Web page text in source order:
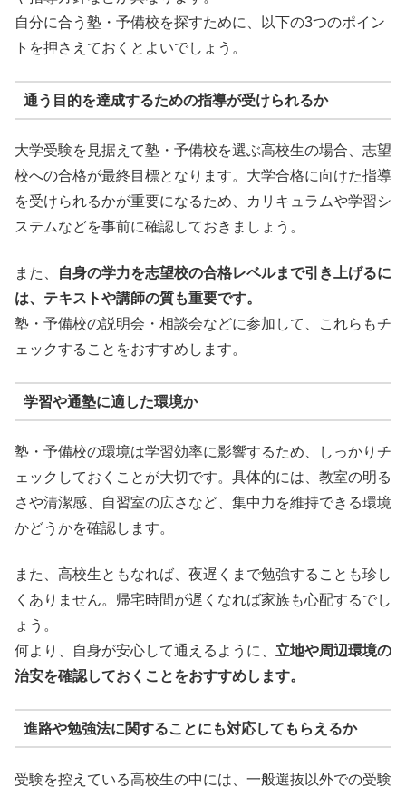
自分に合う塾・予備校を探すために、以下の3つのポイン
トを押さえておくとよいでしょう。
通う目的を達成するための指導が受けられるか
大学受験を見据えて塾・予備校を選ぶ高校生の場合、志望
校への合格が最終目標となります。大学合格に向けた指導
を受けられるかが重要になるため、カリキュラムや学習シ
ステムなどを事前に確認しておきましょう。
また、
自身の学力を志望校の合格レベルまで引き上げるに
は、テキストや講師の質も重要です。
塾・予備校の説明会・相談会などに参加して、これらもチ
ェックすることをおすすめします。
学習や通塾に適した環境か
塾・予備校の環境は学習効率に影響するため、しっかりチ
ェックしておくことが大切です。具体的には、教室の明る
さや清潔感、自習室の広さなど、集中力を維持できる環境
かどうかを確認します。
また、高校生ともなれば、夜遅くまで勉強することも珍し
くありません。帰宅時間が遅くなれば家族も心配するでし
ょう。
何より、自身が安心して通えるように、 立地や周辺環境の
治安を確認しておくことをおすすめします。
進路や勉強法に関することにも対応してもらえるか
受験を控えている高校生の中には、一般選抜以外での受験